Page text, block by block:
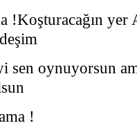
!Koşturacağın
sen oynuyorsun
!